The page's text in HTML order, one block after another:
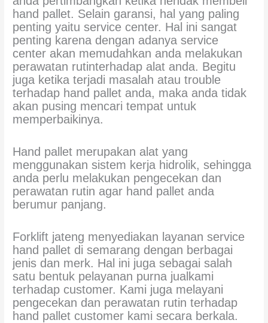
hand pallet. Selain garansi, hal yang paling
penting yaitu service center. Hal ini sangat
penting karena dengan adanya service
center akan memudahkan anda melakukan
perawatan rutinterhadap alat anda. Begitu
juga ketika terjadi masalah atau trouble
terhadap hand pallet anda, maka anda tidak
akan pusing mencari tempat untuk
memperbaikinya.
Hand pallet merupakan alat yang
menggunakan sistem kerja hidrolik, sehingga
anda perlu melakukan pengecekan dan
perawatan rutin agar hand pallet anda
berumur panjang.
Forklift jateng menyediakan layanan service
hand pallet di semarang dengan berbagai
jenis dan merk. Hal ini juga sebagai salah
satu bentuk pelayanan purna jualkami
terhadap customer. Kami juga melayani
pengecekan dan perawatan rutin terhadap
hand pallet customer kami secara berkala.